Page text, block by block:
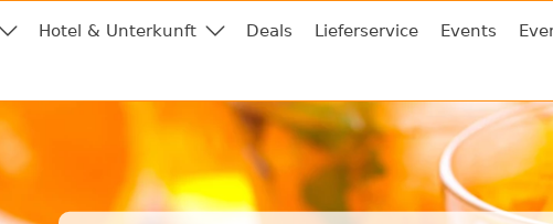
Hotel & Unterkunft Deals Lieferservice Events